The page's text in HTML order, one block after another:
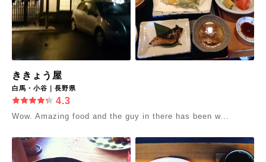
ききょう屋
白馬・小谷｜長野県
4.3
Wow. Amazing food and the guy in there has been w...